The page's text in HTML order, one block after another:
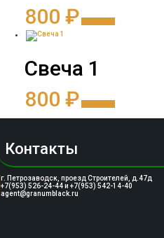
800 ₽
Свеча 1
800 ₽
Контакты
г. Петрозаводск, проезд Строителей, д.47д
+7(953) 526-24-44 и +7(953) 542-14-40
agent@granumblack.ru